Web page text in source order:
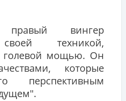
правый вингер
техникой,
голевой мощью. Он
которые
перспективным